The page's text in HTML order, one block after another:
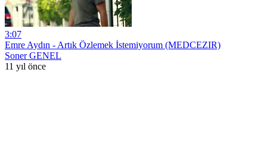
3:07
Emre Aydın - Artık Özlemek İstemiyorum (MEDCEZIR)
Soner GENEL
11 yıl önce